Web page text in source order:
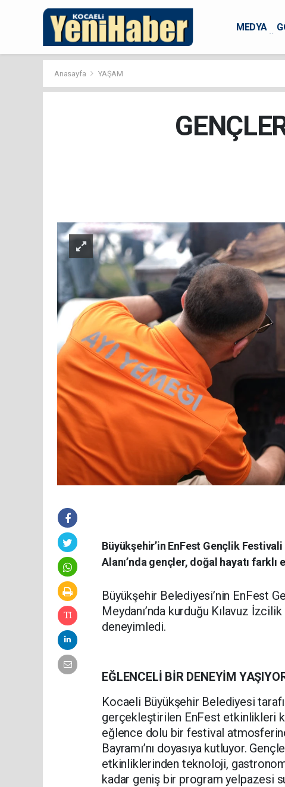
MEDYA
Anasayfa YAŞAM
Büyükşehir’in EnFest Gençlik
Alanı’nda gençler, doğal hayatı
Büyükşehir Belediyesi’nin EnFest
Meydanı’nda kurduğu Kılavuz
deneyimledi.
EĞLENCELİ BİR DENEYİM
Kocaeli Büyükşehir Belediyesi
gerçekleştirilen EnFest etkinlikleri
eğlence dolu bir festival
Bayramı’nı doyasıya kutluyor.
etkinliklerinden teknoloji,
kadar geniş bir program yelpazesi